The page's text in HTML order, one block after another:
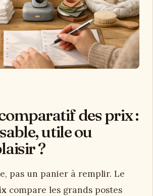
des prix :
utile ou
?
pas un panier à remplir. Le
compare les grands postes